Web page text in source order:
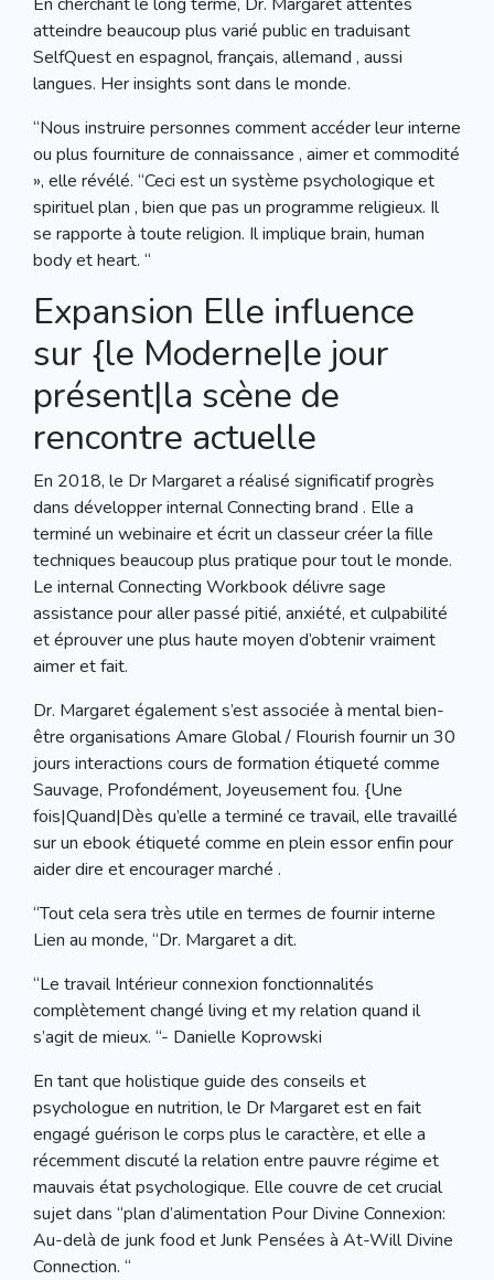
atteindre beaucoup plus varié public en traduisant
SelfQuest en espagnol, français, allemand , aussi
langues. Her insights sont dans le monde.
“Nous instruire personnes comment accéder leur interne
ou plus fourniture de connaissance , aimer et commodité
», elle révélé. “Ceci est un système psychologique et
spirituel plan , bien que pas un programme religieux. Il
se rapporte à toute religion. Il implique brain, human
body et heart. “
Expansion Elle influence
sur {le Moderne|le jour
présent|la scène de
rencontre actuelle
En 2018, le Dr Margaret a réalisé significatif progrès
dans développer internal Connecting brand . Elle a
terminé un webinaire et écrit un classeur créer la fille
techniques beaucoup plus pratique pour tout le monde.
Le internal Connecting Workbook délivre sage
assistance pour aller passé pitié, anxiété, et culpabilité
et éprouver une plus haute moyen d’obtenir vraiment
aimer et fait.
Dr. Margaret également s’est associée à mental bien-
être organisations Amare Global / Flourish fournir un 30
jours interactions cours de formation étiqueté comme
Sauvage, Profondément, Joyeusement fou. {Une
fois|Quand|Dès qu’elle a terminé ce travail, elle travaillé
sur un ebook étiqueté comme en plein essor enfin pour
aider dire et encourager marché .
“Tout cela sera très utile en termes de fournir interne
Lien au monde, “Dr. Margaret a dit.
“Le travail Intérieur connexion fonctionnalités
complètement changé living et my relation quand il
s’agit de mieux. “- Danielle Koprowski
En tant que holistique guide des conseils et
psychologue en nutrition, le Dr Margaret est en fait
engagé guérison le corps plus le caractère, et elle a
récemment discuté la relation entre pauvre régime et
mauvais état psychologique. Elle couvre de cet crucial
sujet dans “plan d’alimentation Pour Divine Connexion:
Au-delà de junk food et Junk Pensées à At-Will Divine
Connection. “